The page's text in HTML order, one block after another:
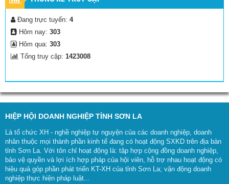
Đang trực tuyến: 4
Hôm nay: 303
Hôm qua: 303
Tổng truy cập: 1423008
HIỆP HỘI DOANH NGHIỆP TỈNH SƠN LA
Là tổ chức XH - nghề nghiệp tự nguyện của các doanh nghiệp, doanh
nhân thuộc mọi thành phần kinh tế đang có hoạt động SXKD trên địa bàn
tỉnh Sơn La. Với tôn chỉ hoạt động là: tập hợp cộng đồng doanh nghiệp,
bảo vệ quyền và lợi ích hợp pháp của hội viên, hỗ trợ nhau hoạt động có
hiệu quả góp phần phát triển KT-XH của tỉnh Sơn La; vận động doanh
nghiệp thực hiện pháp luật...